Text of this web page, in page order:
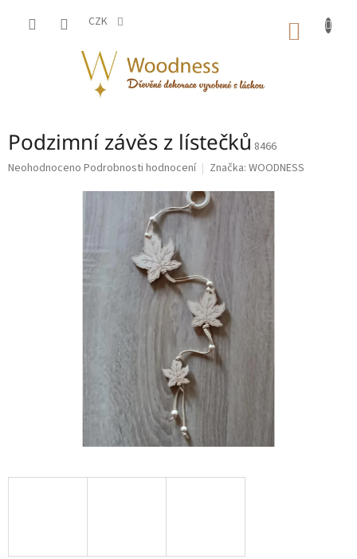
CZK
Podzimní závěs z lístečků 8466
Průměrné
Neohodnoceno Podrobnosti hodnocení Značka: WOODNESS